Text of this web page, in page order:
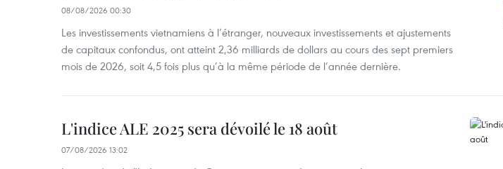
08/08/2026 00:30
Les investissements vietnamiens à l’étranger, nouveaux investissements et ajustements
de capitaux confondus, ont atteint 2,36 milliards de dollars au cours des sept premiers
mois de 2026, soit 4,5 fois plus qu’à la même période de l’année dernière.
L'indice ALE 2025 sera dévoilé le 18 août
07/08/2026 13:02